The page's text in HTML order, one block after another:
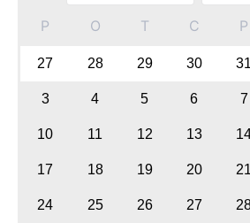
P O T C P
27 28 29 30 31
3 4 5 6 7
10 11 12 13
17 18 19 20 21
24 25 26 27